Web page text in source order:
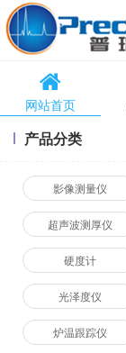
网站首页
产品分类
影像测量仪
超声波测厚仪
硬度计
光泽度仪
炉温跟踪仪